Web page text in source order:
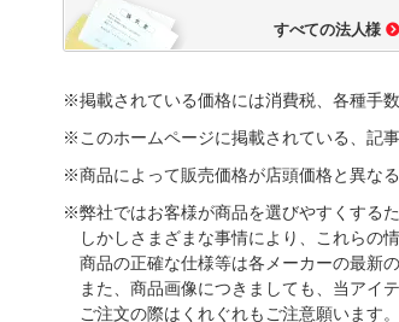
すべての法人様
※掲載されている価格には消費税、各種手
※このホームページに掲載されている、記
※商品によって販売価格が店頭価格と異なる
※弊社ではお客様が商品を選びやすくする
しかしさまざまな事情により、これらの
商品の正確な仕様等は各メーカーの最新
また、商品画像につきましても、当アイ
ご注文の際はくれぐれもご注意願います